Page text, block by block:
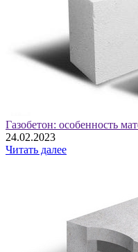
Газобетон: особенность
24.02.2023
Читать далее